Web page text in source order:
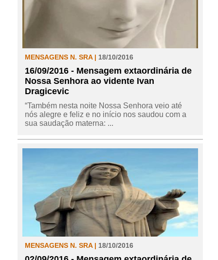
MENSAGENS N. SRA | 18/10/2016
16/09/2016 - Mensagem extaordinária de
Nossa Senhora ao vidente Ivan
Dragicevic
“Também nesta noite Nossa Senhora veio até
nós alegre e feliz e no início nos saudou com a
sua saudação materna: ...
MENSAGENS N. SRA | 18/10/2016